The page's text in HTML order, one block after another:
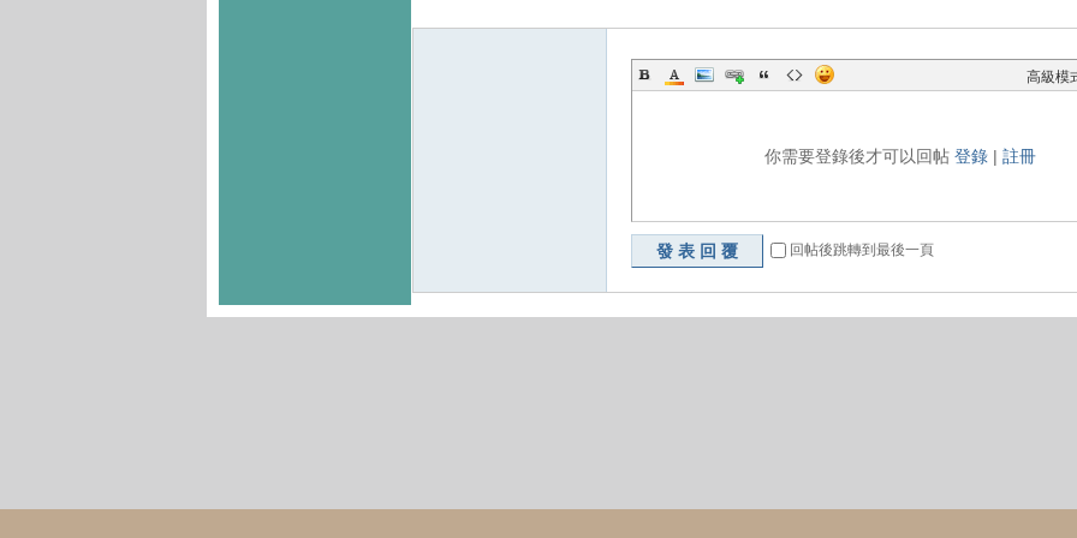
高級模
你需要登錄後才可以回帖 登錄| 註冊
發表回覆 回帖後跳轉到最後一頁